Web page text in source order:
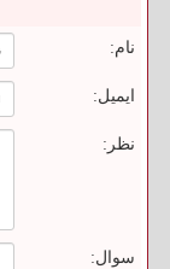
نام:
ایمیل:
نظر:
سوال: